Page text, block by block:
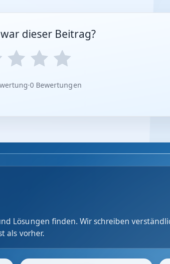
dieser Beitrag?
·0 Bewertungen
Lösungen finden. Wir schreiben
als vorher.